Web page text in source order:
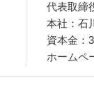
代表取締
本社：石
資本金：
ホームペ